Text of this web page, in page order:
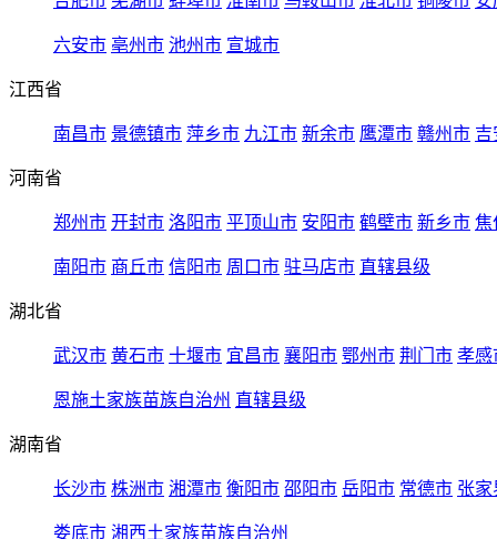
六安市 亳州市 池州市 宣城市
江西省
南昌市 景德镇市 萍乡市 九江市 新余市 鹰潭市 赣州市 吉
河南省
郑州市 开封市 洛阳市 平顶山市 安阳市 鹤壁市 新乡市 焦
南阳市 商丘市 信阳市 周口市 驻马店市 直辖县级
湖北省
武汉市 黄石市 十堰市 宜昌市 襄阳市 鄂州市 荆门市 孝感
恩施土家族苗族自治州 直辖县级
湖南省
长沙市 株洲市 湘潭市 衡阳市 邵阳市 岳阳市 常德市 张家
娄底市 湘西土家族苗族自治州